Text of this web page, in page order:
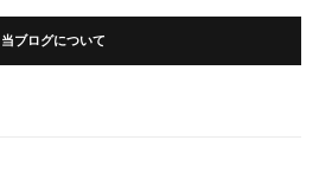
当ブログについて